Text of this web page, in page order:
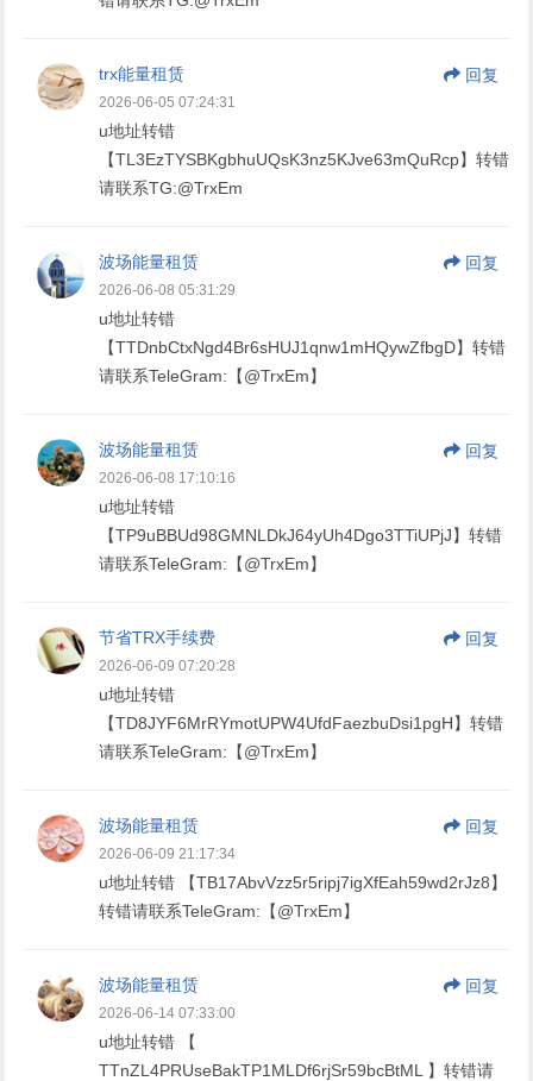
trx能量租赁 回复
2026-06-05 07:24:31
u地址转错
【TL3EzTYSBKgbhuUQsK3nz5KJve63mQuRcp】转错
请联系TG:@TrxEm
波场能量租赁 回复
2026-06-08 05:31:29
u地址转错
【TTDnbCtxNgd4Br6sHUJ1qnw1mHQywZfbgD】转错
请联系TeleGram:【@TrxEm】
波场能量租赁 回复
2026-06-08 17:10:16
u地址转错
【TP9uBBUd98GMNLDkJ64yUh4Dgo3TTiUPjJ】转错
请联系TeleGram:【@TrxEm】
节省TRX手续费 回复
2026-06-09 07:20:28
u地址转错
【TD8JYF6MrRYmotUPW4UfdFaezbuDsi1pgH】转错
请联系TeleGram:【@TrxEm】
波场能量租赁 回复
2026-06-09 21:17:34
u地址转错 【TB17AbvVzz5r5ripj7igXfEah59wd2rJz8】
转错请联系TeleGram:【@TrxEm】
波场能量租赁 回复
2026-06-14 07:33:00
u地址转错 【
TTnZL4PRUseBakTP1MLDf6rjSr59bcBtML 】转错请